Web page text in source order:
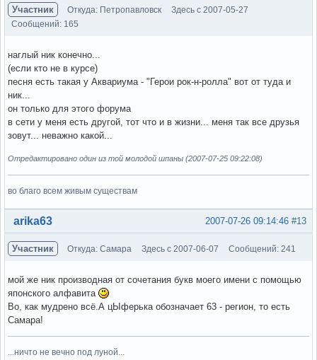
Участник Откуда: Петропавловск
Здесь с 2007-05-27
Сообщений: 165
наглый ник конечно...
(если кто не в курсе)
песня есть такая у Аквариума - "Герои рок-н-ролла" вот от туда и
ник...
он только для этого форума
в сети у меня есть другой, тот что и в жизни... меня так все друзья
зовут... неважно какой...
Отредактировано один из той молодой шпаны (2007-07-25 09:22:08)
во благо всем живым существам
Вне форума #13
2007-07-26 09:14:46
arika63
Участник Откуда: Самара Здесь с 2007-06-07 Сообщений: 241
мой же ник производная от сочетания букв моего имени с помощью
японского алфавита
Во, как мудрено всё.А цЫферька обозначает 63 - регион, то есть
Самара!
...ничто не вечно под луной...